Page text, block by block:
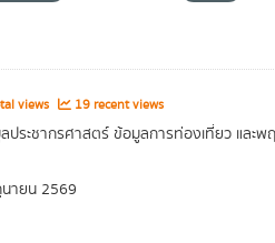
views 19 recent views
ระชากรศาสตร์ ข้อมูลการท่องเที่ยว แล
ายน 2569